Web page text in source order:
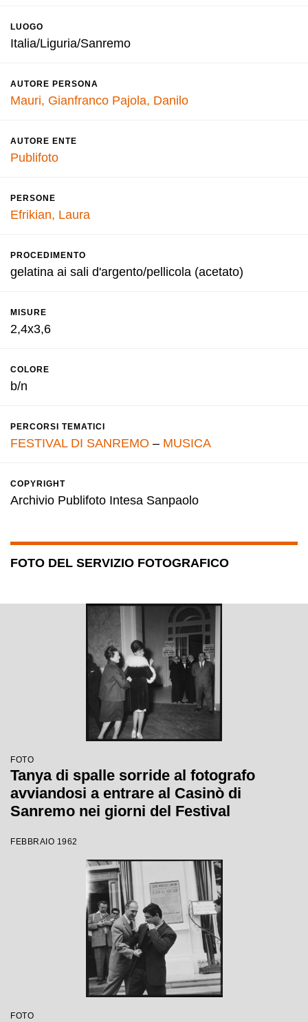
LUOGO
Italia/Liguria/Sanremo
AUTORE PERSONA
Mauri, Gianfranco Pajola, Danilo
AUTORE ENTE
Publifoto
PERSONE
Efrikian, Laura
PROCEDIMENTO
gelatina ai sali d'argento/pellicola (acetato)
MISURE
2,4x3,6
COLORE
b/n
PERCORSI TEMATICI
FESTIVAL DI SANREMO – MUSICA
COPYRIGHT
Archivio Publifoto Intesa Sanpaolo
FOTO DEL SERVIZIO FOTOGRAFICO
FOTO
Tanya di spalle sorride al fotografo
avviandosi a entrare al Casinò di
Sanremo nei giorni del Festival
FEBBRAIO 1962
FOTO